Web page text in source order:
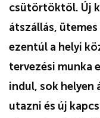
csütörtöktől. Új
átszállás,
ezentúl a helyi
tervezési munka
indul, sok helyen
utazni és új